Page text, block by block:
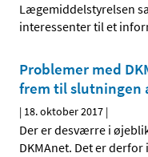
Lægemiddelstyrelsen
interessenter til et
Problemer med
frem til slutningen
| 18. oktober 2017 |
Der er desværre i
DKMAnet. Det er